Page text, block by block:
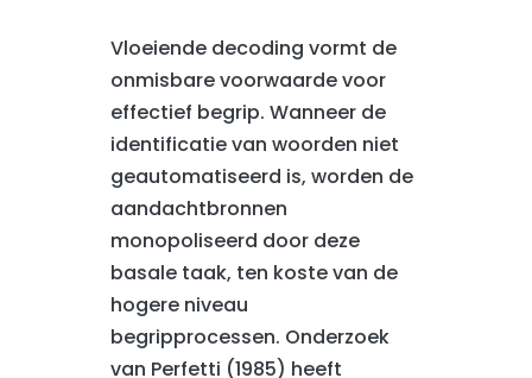
Vloeiende decoding vormt de
onmisbare voorwaarde voor
effectief begrip. Wanneer de
identificatie van woorden niet
geautomatiseerd is, worden de
aandachtbronnen
monopoliseerd door deze
basale taak, ten koste van de
hogere niveau
begripprocessen. Onderzoek
van Perfetti (1985) heeft